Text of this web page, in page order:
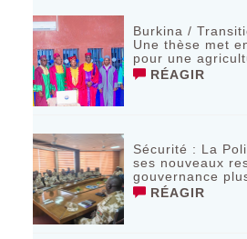
Burkina /
Une thèse met
pour une
RÉAGIR
Sécurité : La
ses nouveaux
gouvernance
RÉAGIR